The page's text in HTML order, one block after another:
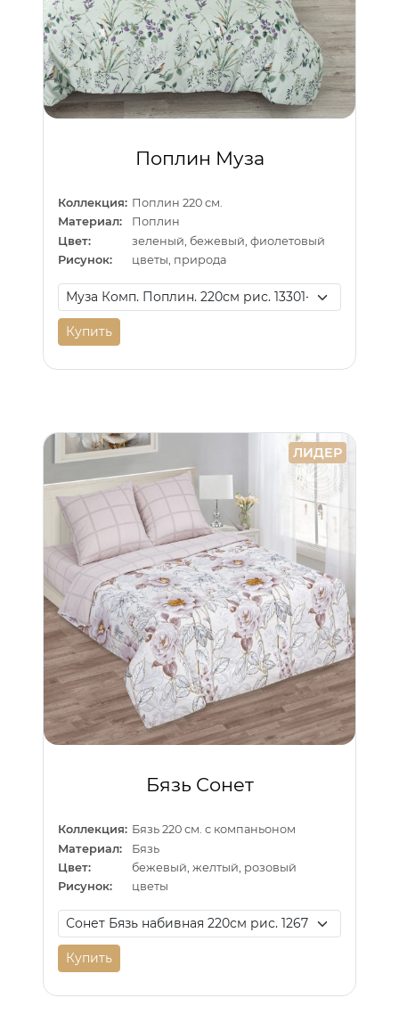
Поплин Муза
Коллекция: Поплин 220 см.
Материал:
Поплин
Цвет:
зеленый, бежевый, фиолетовый
Рисунок:
цветы, природа
Купить
ЛИДЕР
Бязь Сонет
Коллекция: Бязь 220 см. с компаньоном
Материал:
Бязь
Цвет:
бежевый, желтый, розовый
Рисунок:
цветы
Купить